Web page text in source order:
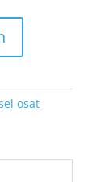
osat